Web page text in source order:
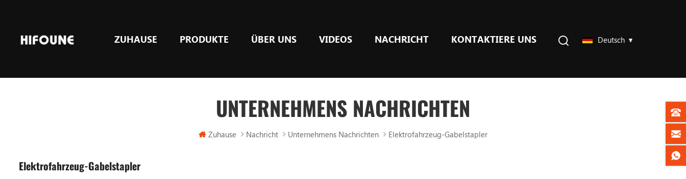
ZUHAUSE PRODUKTE ÜBER UNS VIDEOS NACHRICHT KONTAKTIERE UNS Deutsch
UNTERNEHMENS NACHRICHTEN
Zuhause Nachricht Unternehmens Nachrichten Elektrofahrzeug-Gabelstapler
Elektrofahrzeug-Gabelstapler